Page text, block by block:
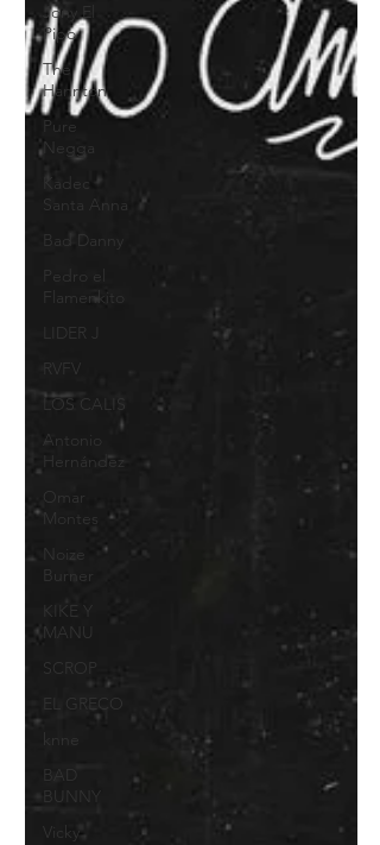
Jony El
Pipo
The
Hannton
Pure
Negga
Kadec
Santa Anna
Bad Danny
Pedro el
Flamenkito
LIDER J
RVFV
LOS CALIS
Antonio
Hernández
Omar
Montes
Noize
Burner
KIKE Y
MANU
SCROP
EL GRECO
BAD
BUNNY
Vicky